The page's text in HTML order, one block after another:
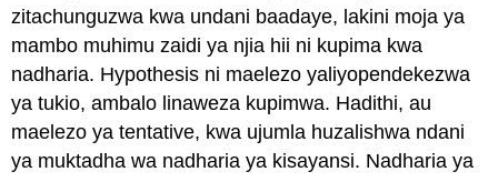
zitachunguzwa kwa undani baadaye, lakini moja ya
mambo muhimu zaidi ya njia hii ni kupima kwa
nadharia. Hypothesis ni maelezo yaliyopendekezwa
ya tukio, ambalo linaweza kupimwa. Hadithi, au
maelezo ya tentative, kwa ujumla huzalishwa ndani
ya muktadha wa nadharia ya kisayansi. Nadharia ya